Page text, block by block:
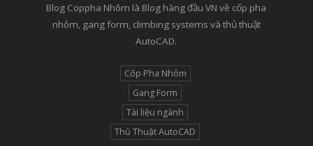
Blog Coppha Nhôm là Blog hàng đầu VN về cốp pha
nhôm, gang form, climbing systems và thủ thuật
AutoCAD.
Cốp Pha Nhôm
Gang Form
Tài liệu ngành
Thủ Thuật AutoCAD